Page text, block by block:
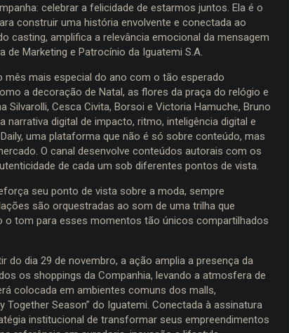
celebrar a felicidade de estarmos juntos. Ela é o
construir uma história envolvente e conectada ao
casting, amplifica a relevância emocional da mensagem
Marketing e Patrocínio da Iguatemi S.A.
mais especial do ano com o tão esperado
a decoração de Natal, as flores da praça do relógio e
Silvarolli, Cesca Civita, Borsoi e Victoria Hamuche, Bruno
narrativa digital de impacto, ritmo, inteligência digital e
uma plataforma que não é só sobre conteúdo, mas
O canal desenvolve conteúdos autorais com os
de cada um sob diferentes pontos de vista.
seu ponto de vista sobre a moda, sempre
são orquestradas ao som de uma trilha que
o tom para esses momentos tão únicos compartilhados
do dia 29 de novembro, a ação amplia a presença da
os shoppings da Companhia, levando a atmosfera de
colocada em ambientes comuns dos malls,
Season” do Iguatemi. Conectada à assinatura
institucional de transformar seus empreendimentos